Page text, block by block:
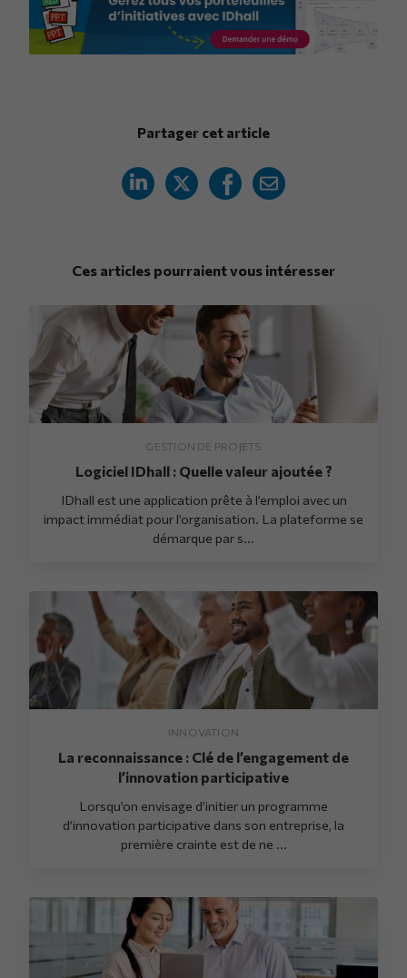
Partager cet article
Ces articles pourraient vous intéresser
GESTION DE PROJETS
Logiciel IDhall : Quelle valeur ajoutée ?
IDhall est une application prête à l’emploi avec un
impact immédiat pour l’organisation. La plateforme se
démarque par s...
INNOVATION
La reconnaissance : Clé de l’engagement de
l’innovation participative
Lorsqu’on envisage d’initier un programme
d’innovation participative dans son entreprise, la
première crainte est de ne ...